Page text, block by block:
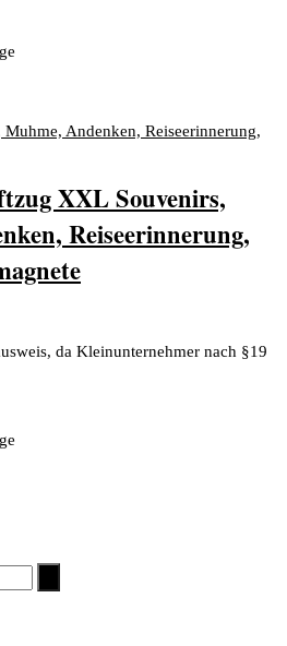
XXL Souvenirs,
Reiseerinnerung,
da Kleinunternehmer nach §19